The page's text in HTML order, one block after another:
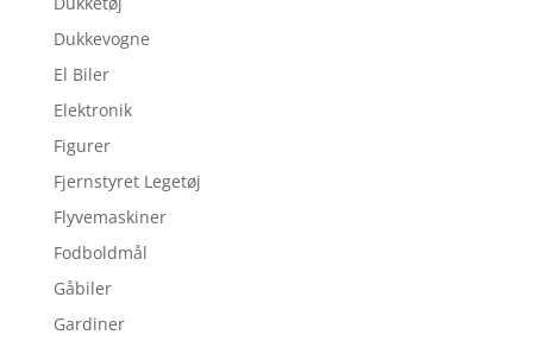
Dukkevogne
El Biler
Elektronik
Figurer
Fjernstyret Legetøj
Flyvemaskiner
Fodboldmål
Gåbiler
Gardiner